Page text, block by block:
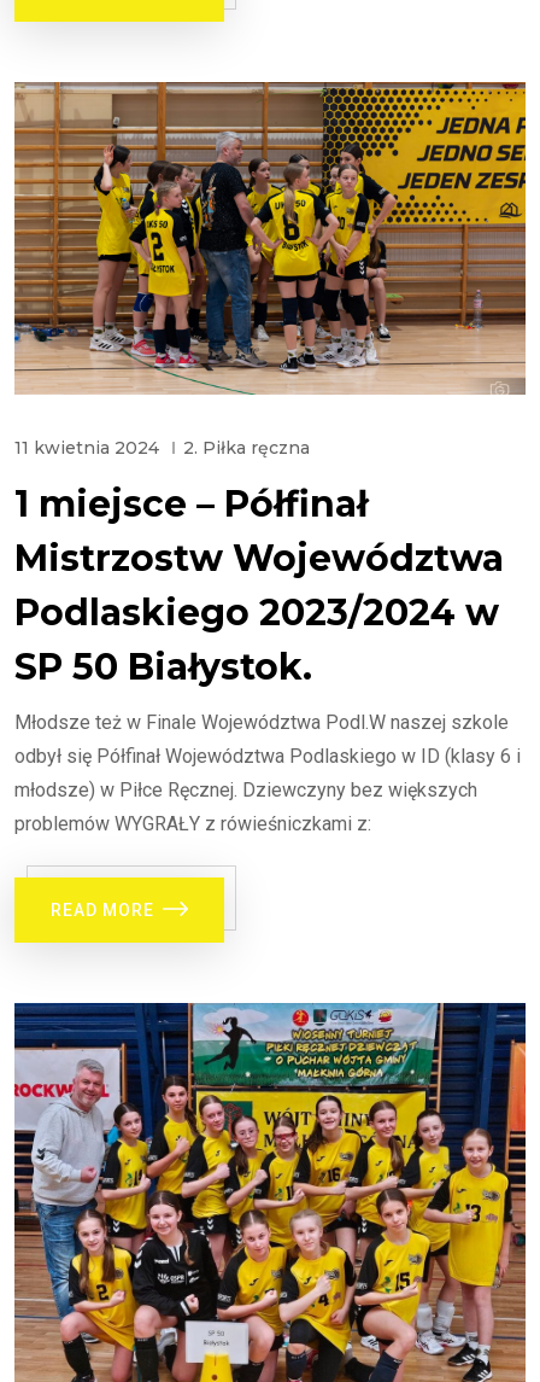
11 kwietnia 2024 2. Piłka ręczna
1 miejsce – Półfinał
Mistrzostw Województwa
Podlaskiego 2023/2024 w
SP 50 Białystok.
Młodsze też w Finale Województwa Podl.W naszej szkole
odbył się Półfinał Województwa Podlaskiego w ID (klasy 6 i
młodsze) w Piłce Ręcznej. Dziewczyny bez większych
problemów WYGRAŁY z rówieśniczkami z:
READ MORE